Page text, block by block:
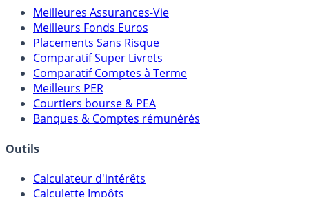
Comparatifs
Meilleures Assurances-Vie
Meilleurs Fonds Euros
Placements Sans Risque
Comparatif Super Livrets
Comparatif Comptes à Terme
Meilleurs PER
Banques & Comptes rémunérés
Outils